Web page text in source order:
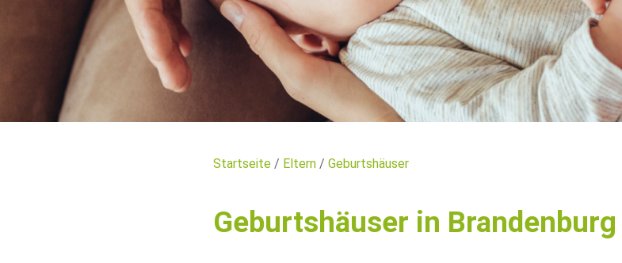
Startseite/ Eltern/ Geburtshäuser
Geburtshäuser in Brandenburg